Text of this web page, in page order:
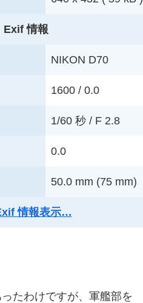
Exif 情報
NIKON D70
1600 / 0.0
1/60 秒 / F 2.8
0.0
50.0 mm (75 mm)
情報表示…
たわけですが、軍艦部を